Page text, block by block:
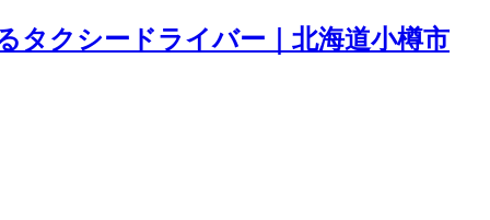
タクシードライバー｜北海道小樽市